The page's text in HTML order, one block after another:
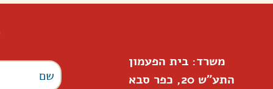
משרד: בית הפעמון
התע"ש 20, כפר סבא